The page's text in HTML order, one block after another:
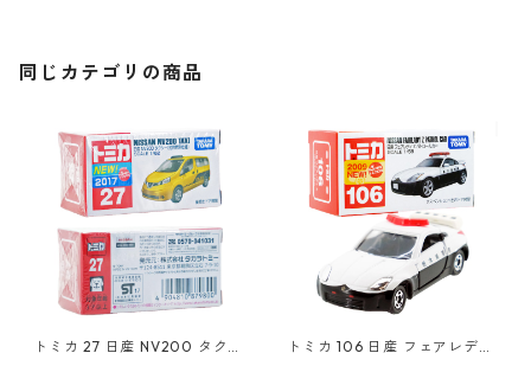
同じカテゴリの商品
トミカ 27 日産 NV200 タクシ
トミカ 106 日産 フェアレディ